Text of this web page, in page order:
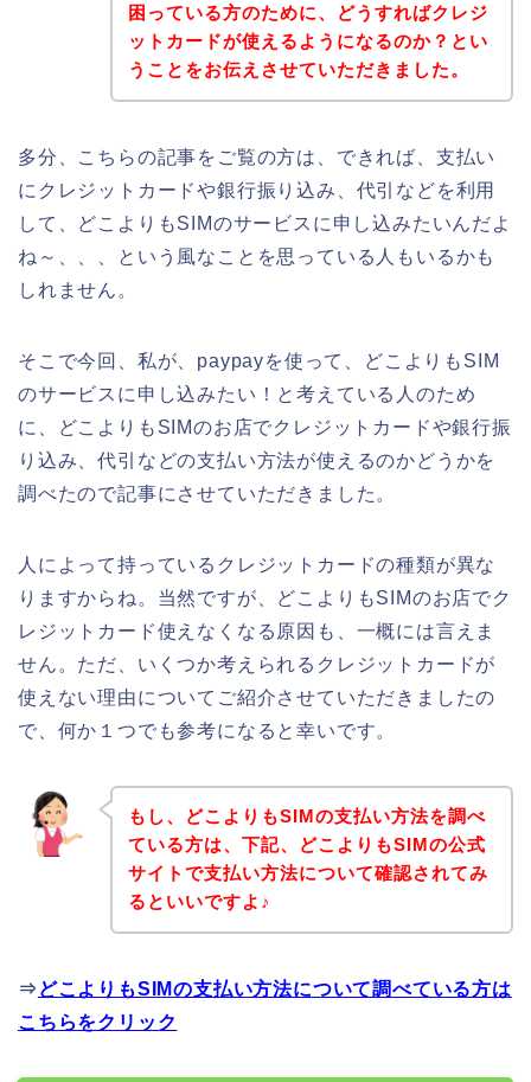
困っている方のために、どうすればクレジ
ットカードが使えるようになるのか？とい
うことをお伝えさせていただきました。
多分、こちらの記事をご覧の方は、できれば、支払い
にクレジットカードや銀行振り込み、代引などを利用
して、どこよりもSIMのサービスに申し込みたいんだよ
ね～、、、という風なことを思っている人もいるかも
しれません。
そこで今回、私が、paypayを使って、どこよりもSIM
のサービスに申し込みたい！と考えている人のため
に、どこよりもSIMのお店でクレジットカードや銀行振
り込み、代引などの支払い方法が使えるのかどうかを
調べたので記事にさせていただきました。
人によって持っているクレジットカードの種類が異な
りますからね。当然ですが、どこよりもSIMのお店でク
レジットカード使えなくなる原因も、一概には言えま
せん。ただ、いくつか考えられるクレジットカードが
使えない理由についてご紹介させていただきましたの
で、何か１つでも参考になると幸いです。
もし、どこよりもSIMの支払い方法を調べ
ている方は、下記、どこよりもSIMの公式
サイトで支払い方法について確認されてみ
るといいですよ♪
⇒ どこよりもSIMの支払い方法について調べている方は
こちらをクリック